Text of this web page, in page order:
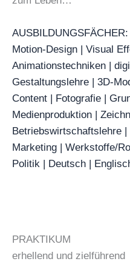
AUSBILDUNGSFÄCHER:
Motion-Design | Visual
Animationstechniken |
Gestaltungslehre | 3D-
Content | Fotografie |
Medienproduktion |
Betriebswirtschaftslehre
Marketing | Werkstoffe/
Politik | Deutsch |
PRAKTIKUM
erhellend und zielführend